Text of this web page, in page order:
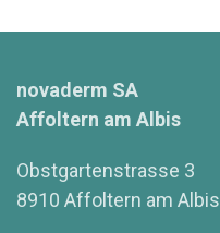
novaderm SA
Affoltern am Albis
Obstgartenstrasse 3
8910 Affoltern am Albis